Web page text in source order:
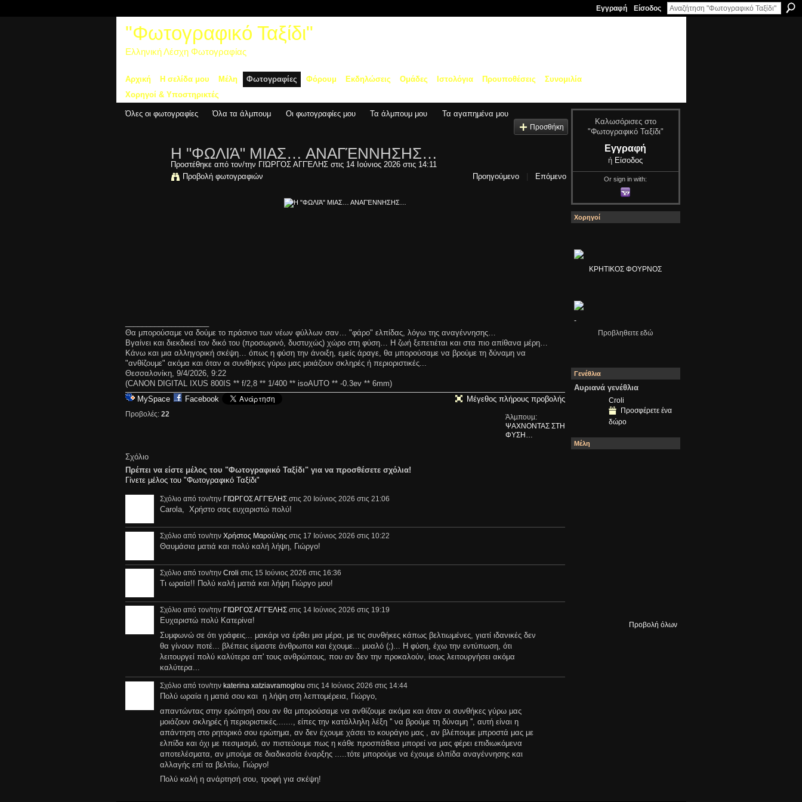
Εγγραφή Είσοδος
"Φωτογραφικό Ταξίδι"
Ελληνική Λέσχη Φωτογραφίας
Αρχική Η σελίδα μου Μέλη Φωτογραφίες Φόρουμ Εκδηλώσεις Ομάδες Ιστολόγια Προυποθέσεις
Συνομιλία
Χορηγοί & Υποστηρικτές
Όλες οι φωτογραφίες Όλα τα άλμπουμ Οι φωτογραφίες μου Τα άλμπουμ μου Τα αγαπημένα μου
Προσθήκη
Η "ΦΩΛΙΆ" ΜΙΑΣ… ΑΝΑΓΈΝΝΗΣΗΣ…
Προστέθηκε από τον/την ΓΙΏΡΓΟΣ ΑΓΓΈΛΗΣστις 14 Ιούνιος 2026 στις 14:11
Προβολή φωτογραφιών
Προηγούμενο Επόμενο
Θα μπορούσαμε να δούμε το πράσινο των νέων φύλλων σαν… "φάρο" ελπίδας, λόγω της αναγέννησης…
Βγαίνει και διεκδικεί τον δικό του (προσωρινό, δυστυχώς) χώρο στη φύση… Η ζωή ξεπετιέται και στα πιο απίθανα μέρη…
Κάνω και μια αλληγορική σκέψη… όπως η φύση την άνοιξη, εμείς άραγε, θα μπορούσαμε να βρούμε τη δύναμη να
"ανθίζουμε" ακόμα και όταν οι συνθήκες γύρω μας μοιάζουν σκληρές ή περιοριστικές...
Θεσσαλονίκη, 9/4/2026, 9:22
(CANON DIGITAL IXUS 800IS ** f/2,8 ** 1/400 ** isoAUTO ** -0.3ev ** 6mm)
MySpace
Facebook
Προβολές: 22
Μέγεθος πλήρους προβολής
Άλµπουµ:
ΨΑΧΝΟΝΤΑΣ ΣΤΗ
ΦΥΣΗ…
Σχόλιο
Πρέπει να είστε μέλος του "Φωτογραφικό Ταξίδι" για να προσθέσετε σχόλια!
Γίνετε μέλος του "Φωτογραφικό Ταξίδι"
Σχόλιο από τον/την ΓΙΏΡΓΟΣ ΑΓΓΈΛΗΣστις 20 Ιούνιος 2026 στις 21:06
Carola, Χρήστο σας ευχαριστώ πολύ!
Σχόλιο από τον/την Χρήστος Μαρούλης στις 17 Ιούνιος 2026 στις 10:22
Θαυμάσια ματιά και πολύ καλή λήψη, Γιώργο!
Σχόλιο από τον/την Croli στις 15 Ιούνιος 2026 στις 16:36
Τι ωραία!! Πολύ καλή ματιά και λήψη Γιώργο μου!
Σχόλιο από τον/την ΓΙΏΡΓΟΣ ΑΓΓΈΛΗΣστις 14 Ιούνιος 2026 στις 19:19
Ευχαριστώ πολύ Κατερίνα!
Συμφωνώ σε ότι γράφεις... μακάρι να έρθει μια μέρα, με τις συνθήκες κάπως βελτιωμένες, γιατί ιδανικές δεν
θα γίνουν ποτέ... βλέπεις είμαστε άνθρωποι και έχουμε... μυαλό (;)... Η φύση, έχω την εντύπωση, ότι
λειτουργεί πολύ καλύτερα απ' τους ανθρώπους, που αν δεν την προκαλούν, ίσως λειτουργήσει ακόμα
καλύτερα...
Σχόλιο από τον/την katerina xatziavramoglou στις 14 Ιούνιος 2026 στις 14:44
Πολύ ωραία η ματιά σου και η λήψη στη λεπτομέρεια, Γιώργο,
απαντώντας στην ερώτησή σου αν θα μπορούσαμε να ανθίζουμε ακόμα και όταν οι συνθήκες γύρω μας
μοιάζουν σκληρές ή περιοριστικές......., είπες την κατάλληλη λέξη '' να βρούμε τη δύναμη '', αυτή είναι η
απάντηση στο ρητορικό σου ερώτημα, αν δεν έχουμε χάσει το κουράγιο μας , αν βλέπουμε μπροστά μας με
ελπίδα και όχι με πεσιμισμό, αν πιστεύουμε πως η κάθε προσπάθεια μπορεί να μας φέρει επιδιωκόμενα
αποτελέσματα, αν μπούμε σε διαδικασία έναρξης .....τότε μπορούμε να έχουμε ελπίδα αναγέννησης και
αλλαγής επί τα βελτίω, Γιώργο!
Πολύ καλή η ανάρτησή σου, τροφή για σκέψη!
Καλωσόρισες στο
"Φωτογραφικό Ταξίδι"
Εγγραφή
ή Είσοδος
Or sign in with:
Χορηγοί
ΚΡΗΤΙΚΟΣ ΦΟΥΡΝΟΣ
-
Προβληθειτε εδώ
Γενέθλια
Αυριανά γενέθλια
Croli
Προσφέρετε ένα
δώρο
Μέλη
Προβολή όλων